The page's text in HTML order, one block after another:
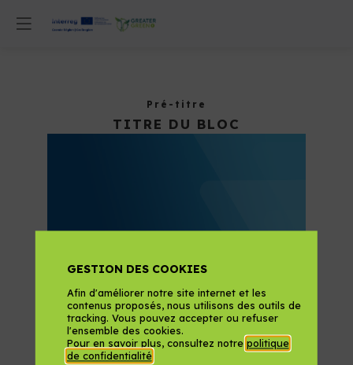
Pré-titre
TITRE DU BLOC
Lorem ipsum dolor sit amet, consectetur
adipiscing elit. Mauris ut egestas lorem. Proin
elementum dui ac egestas facilisis. Quisque
posuere finibus mi vel dapibus. Sed dapibus, elit
a tincidunt ullamcorper, tortor metus eleifend
ipsum, vel dignissim nulla justo at lectus.
GESTION DES COOKIES
Afin d'améliorer notre site internet et les
contenus proposés, nous utilisons des outils de
tracking. Vous pouvez accepter ou refuser
l'ensemble des cookies.
Pour en savoir plus, consultez notre politique
de confidentialité.